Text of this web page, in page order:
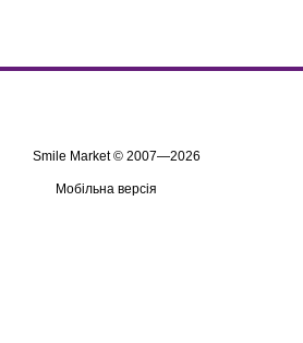
Smile Market © 2007—2026
Мобільна версія